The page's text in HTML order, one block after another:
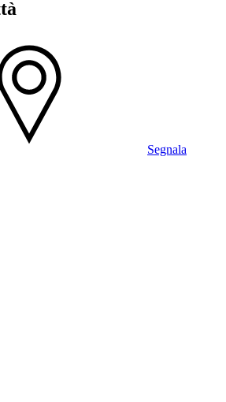
Segnala